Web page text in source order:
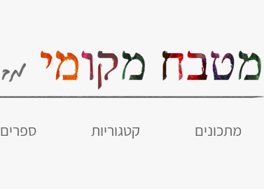
מתכונים קטגוריות ספרים